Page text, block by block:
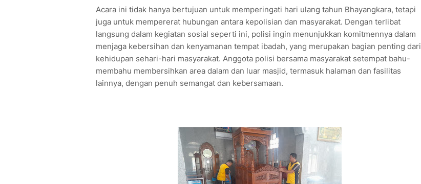
Acara ini tidak hanya bertujuan untuk memperingati hari ulang tahun Bhayangkara, tetapi
juga untuk mempererat hubungan antara kepolisian dan masyarakat. Dengan terlibat
langsung dalam kegiatan sosial seperti ini, polisi ingin menunjukkan komitmennya dalam
menjaga kebersihan dan kenyamanan tempat ibadah, yang merupakan bagian penting dari
kehidupan sehari-hari masyarakat. Anggota polisi bersama masyarakat setempat bahu-
membahu membersihkan area dalam dan luar masjid, termasuk halaman dan fasilitas
lainnya, dengan penuh semangat dan kebersamaan.